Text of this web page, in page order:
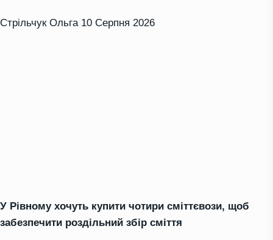
Стрільчук Ольга 10 Серпня 2026
У Рівному хочуть купити чотири сміттєвози, щоб
забезпечити роздільний збір сміття